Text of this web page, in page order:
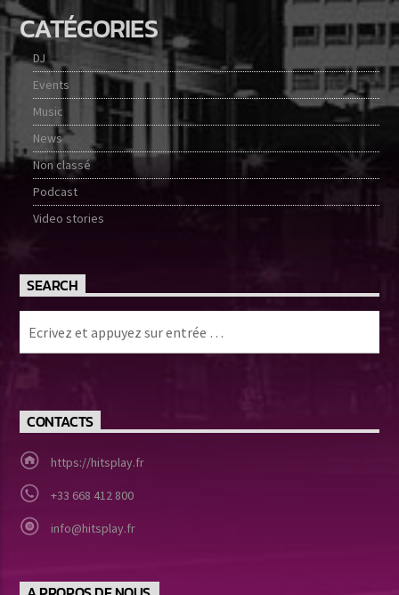
CATÉGORIES
DJ
Events
Music
News
Non classé
Podcast
Video stories
SEARCH
CONTACTS
https://hitsplay.fr
+33 668 412 800
info@hitsplay.fr